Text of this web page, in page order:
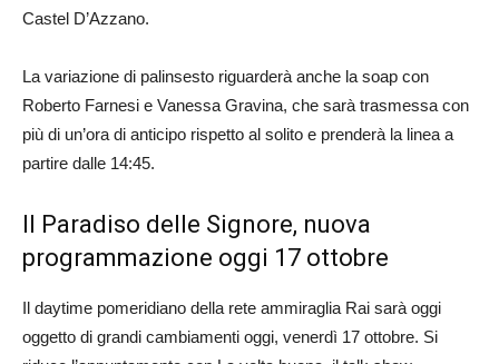
Castel D’Azzano.
La variazione di palinsesto riguarderà anche la soap con
Roberto Farnesi e Vanessa Gravina, che sarà trasmessa con
più di un’ora di anticipo rispetto al solito e prenderà la linea a
partire dalle 14:45.
Il Paradiso delle Signore, nuova
programmazione oggi 17 ottobre
Il daytime pomeridiano della rete ammiraglia Rai sarà oggi
oggetto di grandi cambiamenti oggi, venerdì 17 ottobre. Si